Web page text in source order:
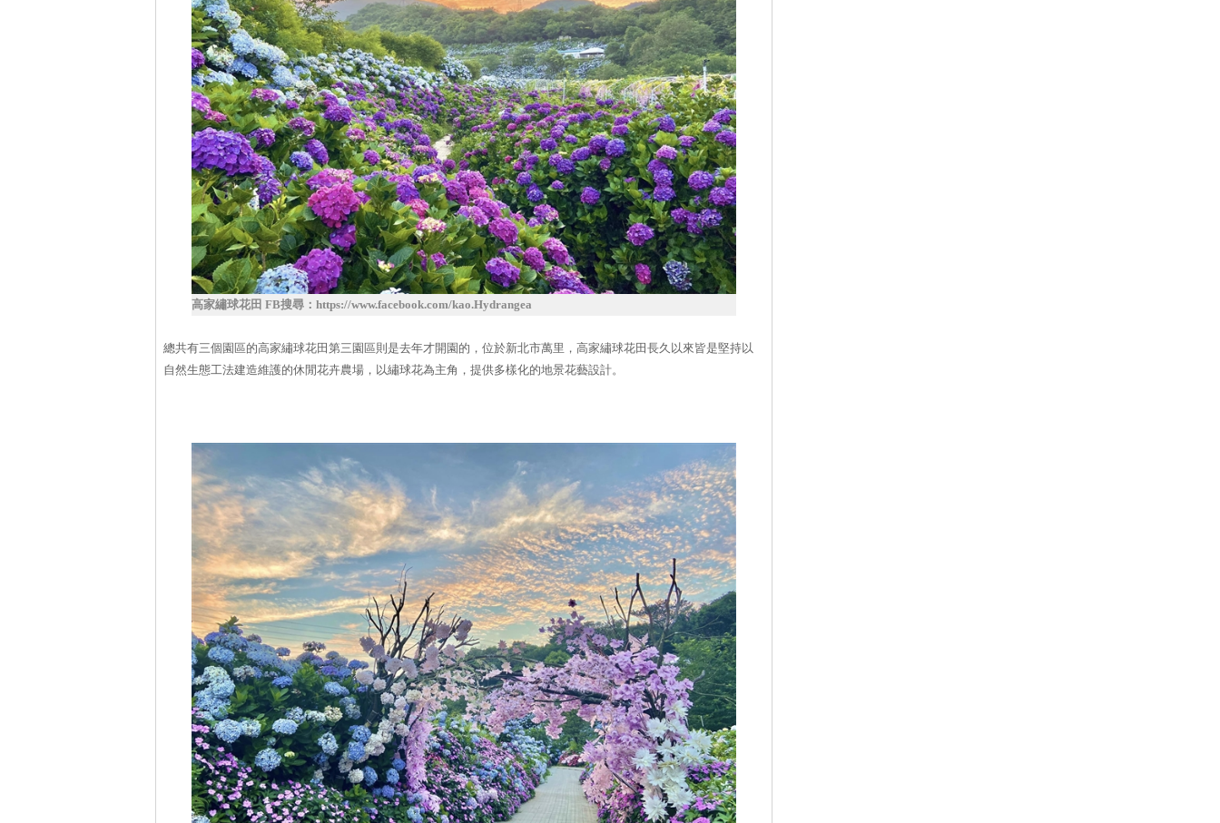
高家繡球花田 FB搜尋：https://www.facebook.com/kao.Hydrangea
總共有三個園區的高家繡球花田第三園區則是去年才開園的，位於新北市萬里，高家繡球花田長久以來皆是堅持以
自然生態工法建造維護的休閒花卉農場，以繡球花為主角，提供多樣化的地景花藝設計。